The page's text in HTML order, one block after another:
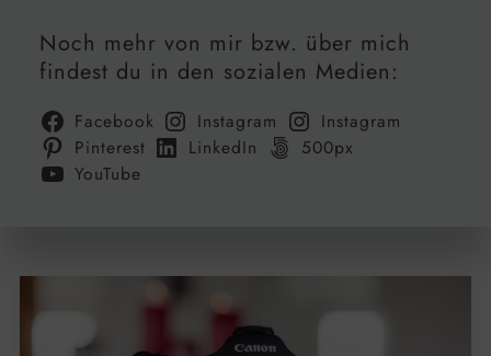
Noch mehr von mir bzw. über mich
findest du in den sozialen Medien:
Facebook Instagram
Instagram
Pinterest
LinkedIn
500px
YouTube